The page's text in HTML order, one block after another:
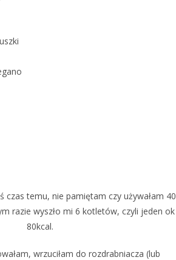
czas temu, nie pamiętam czy używałam 40
razie wyszło mi 6 kotletów, czyli jeden ok
80kcal.
wrzuciłam do rozdrabniacza (lub